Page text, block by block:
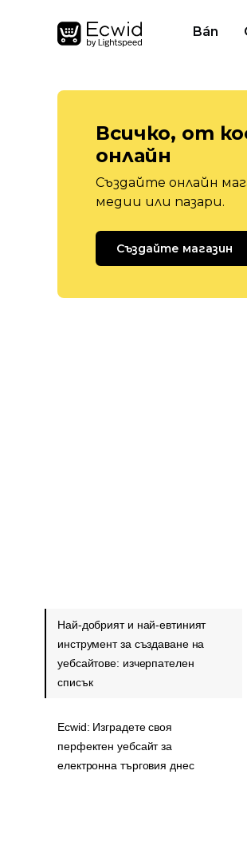
Bán
Всичко, от
онлайн
Създайте онлайн
медии или пазари.
Създайте магазин
Най-добрият и най-евтиният
инструмент за създаване на
уебсайтове: изчерпателен
списък
Ecwid: Изградете своя
перфектен уебсайт за
електронна търговия днес